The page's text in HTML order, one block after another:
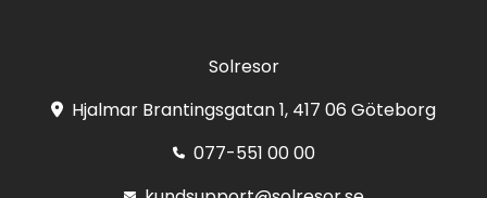
Solresor
Hjalmar Brantingsgatan 1, 417 06 Göteborg
077-551 00 00